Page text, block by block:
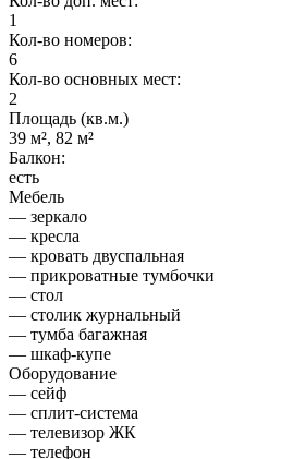
1
Кол-во номеров:
6
Кол-во основных мест:
2
Площадь (кв.м.)
39 м², 82 м²
Балкон:
есть
Мебель
— зеркало
— кресла
— кровать двуспальная
— прикроватные тумбочки
— стол
— столик журнальный
— тумба багажная
— шкаф-купе
Оборудование
— сейф
— сплит-система
— телевизор ЖК
— телефон